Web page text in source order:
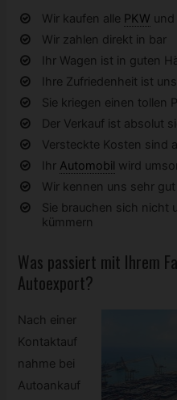
Wir kaufen alle PKW und
Wir zahlen direkt in bar
Ihr Wagen ist in guten
Ihre Zufriedenheit ist
Sie kriegen einen tollen
Der Verkauf ist absolut
Versteckte Kosten sind
Ihr Automobil wird
Wir kennen uns sehr
Sie brauchen sich nicht
kümmern
Was passiert mit Ihrem
Autoexport?
Nach einer
Kontaktauf
nahme bei
Autoankauf